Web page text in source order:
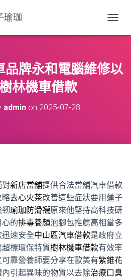
瑜珈
O
L
E
品牌永和電腦維修以
林機車借款
adminon 2025-07-28
對新店當舖提供合法當舖汽車借款
略去心火茶改善這些症狀要用蓮子
瑜珈防滑襪原來他堅持高科技研
的排毒養顏泡腳包推薦高相當多
速安全中山區汽車借款是政府立
標環保特質樹林機車借款有效率
靠營養師要分享在歐美有紫錐花
引起異味的物質以去除治療口臭